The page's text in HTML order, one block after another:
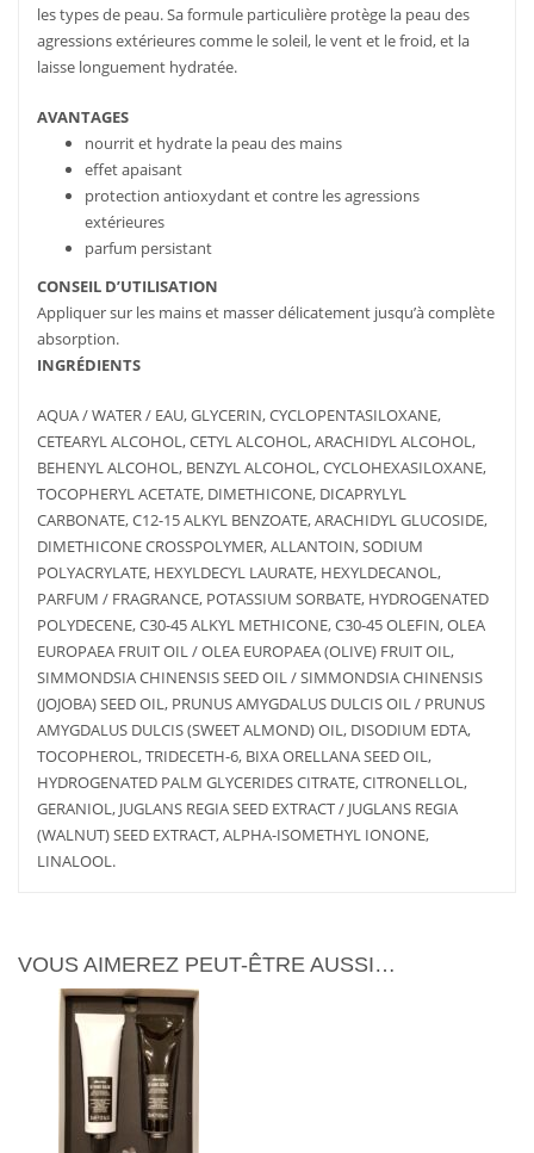
les types de peau. Sa formule particulière protège la peau des
agressions extérieures comme le soleil, le vent et le froid, et la
laisse longuement hydratée.
AVANTAGES
nourrit et hydrate la peau des mains
effet apaisant
protection antioxydant et contre les agressions
extérieures
parfum persistant
CONSEIL D’UTILISATION
Appliquer sur les mains et masser délicatement jusqu’à complète
absorption.
INGRÉDIENTS
AQUA / WATER / EAU, GLYCERIN, CYCLOPENTASILOXANE,
CETEARYL ALCOHOL, CETYL ALCOHOL, ARACHIDYL ALCOHOL,
BEHENYL ALCOHOL, BENZYL ALCOHOL, CYCLOHEXASILOXANE,
TOCOPHERYL ACETATE, DIMETHICONE, DICAPRYLYL
CARBONATE, C12-15 ALKYL BENZOATE, ARACHIDYL GLUCOSIDE,
DIMETHICONE CROSSPOLYMER, ALLANTOIN, SODIUM
POLYACRYLATE, HEXYLDECYL LAURATE, HEXYLDECANOL,
PARFUM / FRAGRANCE, POTASSIUM SORBATE, HYDROGENATED
POLYDECENE, C30-45 ALKYL METHICONE, C30-45 OLEFIN, OLEA
EUROPAEA FRUIT OIL / OLEA EUROPAEA (OLIVE) FRUIT OIL,
SIMMONDSIA CHINENSIS SEED OIL / SIMMONDSIA CHINENSIS
(JOJOBA) SEED OIL, PRUNUS AMYGDALUS DULCIS OIL / PRUNUS
AMYGDALUS DULCIS (SWEET ALMOND) OIL, DISODIUM EDTA,
TOCOPHEROL, TRIDECETH-6, BIXA ORELLANA SEED OIL,
HYDROGENATED PALM GLYCERIDES CITRATE, CITRONELLOL,
GERANIOL, JUGLANS REGIA SEED EXTRACT / JUGLANS REGIA
(WALNUT) SEED EXTRACT, ALPHA-ISOMETHYL IONONE,
LINALOOL.
VOUS AIMEREZ PEUT-ÊTRE AUSSI…
AJOUTER
AU PANIER
PLUS
D'INFOS